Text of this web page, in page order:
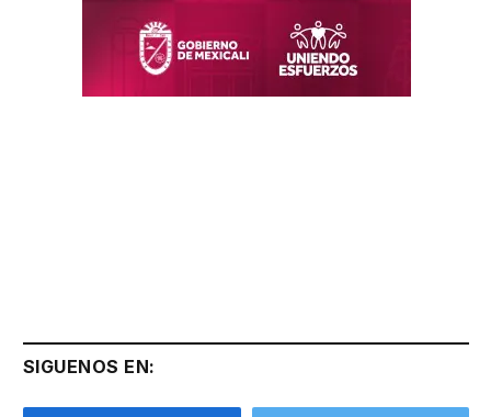
SIGUENOS EN: